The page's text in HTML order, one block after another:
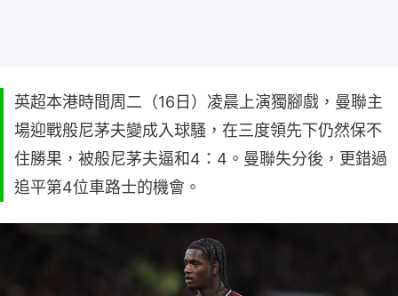
英超本港時間周二（16日）凌晨上演獨腳戲，曼聯主
場迎戰般尼茅夫變成入球騷，在三度領先下仍然保不
住勝果，被般尼茅夫逼和4：4。曼聯失分後，更錯過
追平第4位車路士的機會。